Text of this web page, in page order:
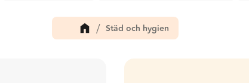
Städ och hygien